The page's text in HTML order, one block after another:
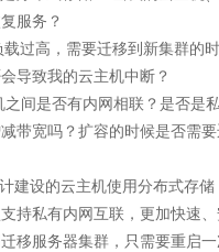
服务？
过高，需要迁移到新集群
导致我的云主机中断？
间是否有内网相联？是否是
带宽吗？扩容的时候是否需
建设的云主机使用分布式存
持私有内网互联，更加快速
移服务器集群，只需要重启